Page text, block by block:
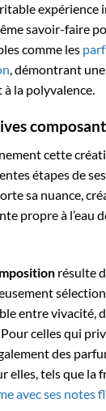
expérience
savoir-faire
comme les
, démontrant
la polyvalence.
cette
étapes de ses
sa nuance,
propre à l’eau
résulte
entre vivacité,
celles qui
des
elles, tels que la
avec ses notes